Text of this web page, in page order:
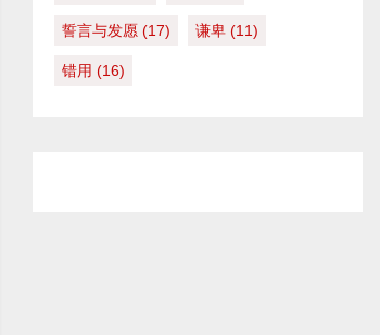
誓言与发愿 (17) 谦卑 (11)
错用 (16)